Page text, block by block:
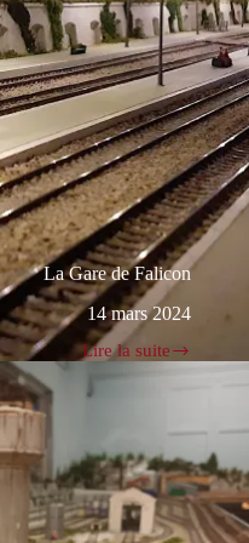
La Gare de Falicon
14 mars 2024
Lire la suite
La
Gare
de